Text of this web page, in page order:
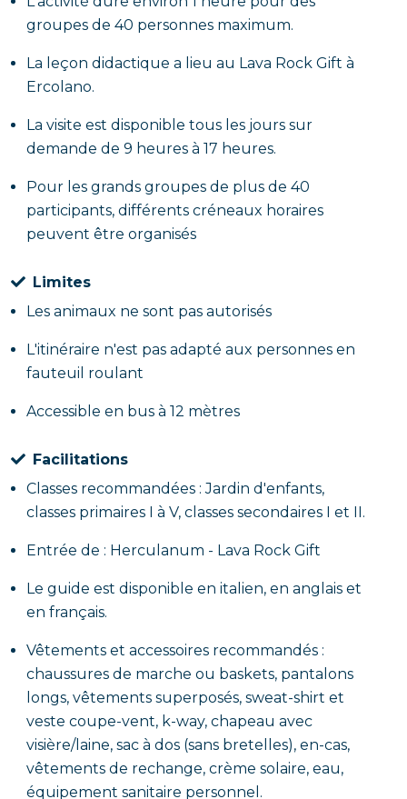
groupes de 40 personnes maximum.
La leçon didactique a lieu au Lava Rock Gift à
Ercolano.
La visite est disponible tous les jours sur
demande de 9 heures à 17 heures.
Pour les grands groupes de plus de 40
participants, différents créneaux horaires
peuvent être organisés
Limites
Les animaux ne sont pas autorisés
L'itinéraire n'est pas adapté aux personnes en
fauteuil roulant
Accessible en bus à 12 mètres
Facilitations
Classes recommandées : Jardin d'enfants,
classes primaires I à V, classes secondaires I et II.
Entrée de : Herculanum - Lava Rock Gift
Le guide est disponible en italien, en anglais et
en français.
Vêtements et accessoires recommandés :
chaussures de marche ou baskets, pantalons
longs, vêtements superposés, sweat-shirt et
veste coupe-vent, k-way, chapeau avec
visière/laine, sac à dos (sans bretelles), en-cas,
vêtements de rechange, crème solaire, eau,
équipement sanitaire personnel.